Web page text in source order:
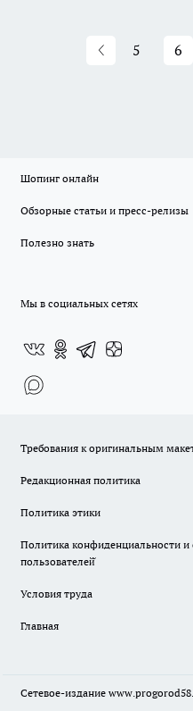
5 6
Шопинг онлайн
Обзорные статьи и пресс-релизы
Полезно знать
Мы в социальных сетях
Требования к оригинальным
Редакционная политика
Политика этики
Политика конфиденциальности
пользователей̆
Условия труда
Главная
Сетевое-издание